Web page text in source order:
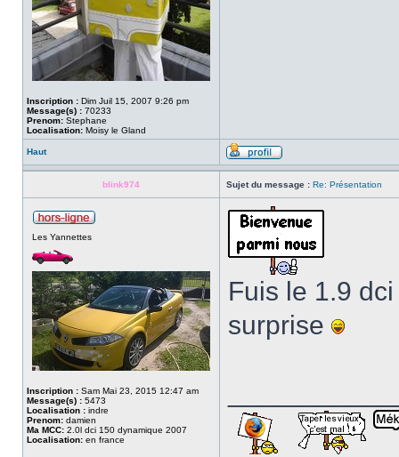
Inscription : Dim Juil 15, 2007 9:26 pm
Message(s) : 70233
Prenom: Stephane
Localisation: Moisy le Gland
Haut
blink974 Sujet du message : Re: Présentation
Les Yannettes
Inscription : Sam Mai 23, 2015 12:47 am
Message(s) : 5473
Localisation : indre
Prenom: damien
Ma MCC: 2.0l dci 150 dynamique 2007
Localisation: en france
Fuis le 1.9
surprise